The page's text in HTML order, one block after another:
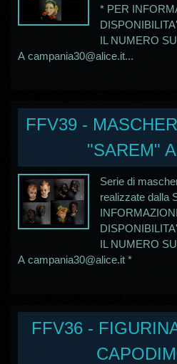
* PER
IL NUMERO
A campania30@alice.it...
FFV39 -
"SAREM"
Serie di
realizzate dalla
IL NUMERO
A campania30@alice.it *
FFV36 -